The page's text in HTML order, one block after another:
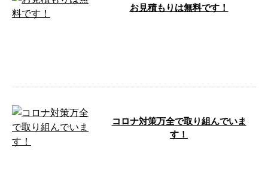
お見積もりは無料です！
コロナ対策万全で取り組んでいま
す！